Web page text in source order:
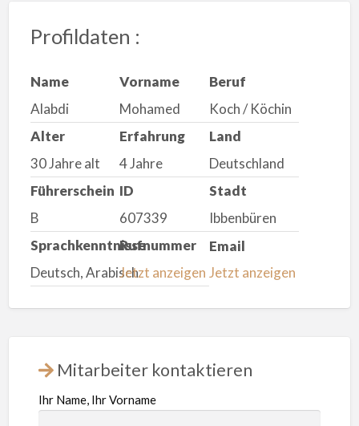
Profildaten :
Name
Alabdi
Vorname
Mohamed
Beruf
Koch / Köchin
Alter
30 Jahre alt
Erfahrung
4 Jahre
Land
Deutschland
Führerschein
B
ID
607339
Stadt
Ibbenbüren
Sprachkenntnisse
Deutsch, Arabisch
Rufnummer
Jetzt anzeigen
Email
Jetzt anzeigen
Mitarbeiter kontaktieren
Ihr Name, Ihr Vorname